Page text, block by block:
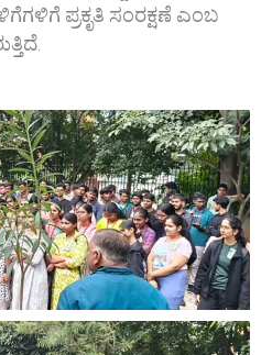
ಪ್ರಕೃತಿ ಸಂರಕ್ಷಣೆ ಎಂಬ